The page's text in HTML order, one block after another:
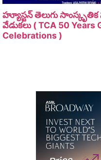
హ్యూస్టన్ తెలుగు
వేడుకలు ( TCA 50 Years
Celebrations )